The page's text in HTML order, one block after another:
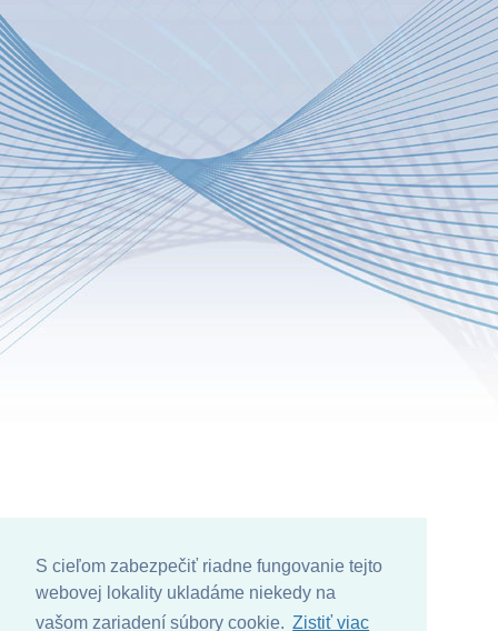
S cieľom zabezpečiť riadne fungovanie tejto
webovej lokality ukladáme niekedy na
vašom zariadení súbory cookie. Zistiť viac